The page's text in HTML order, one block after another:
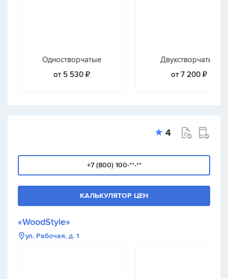
Одностворчатые
от 5 530 ₽
Двухстворчатые
от 7 200 ₽
4
+7 (800) 100-**-**
КАЛЬКУЛЯТОР ЦЕН
«WoodStyle»
ул. Рабочая, д. 1